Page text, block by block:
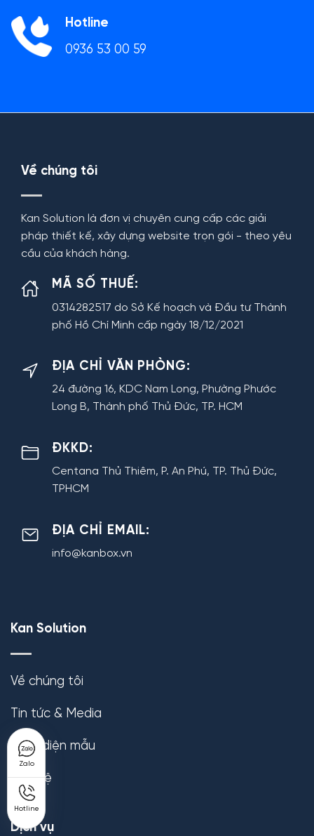
Zalo
Hotline
Hotline
0936 53 00 59
Về chúng tôi
Kan Solution là đơn vị chuyên cung cấp các giải
pháp thiết kế, xây dựng website trọn gói - theo yêu
cầu của khách hàng.
MÃ SỐ THUẾ:
0314282517 do Sở Kế hoạch và Đầu tư Thành
phố Hồ Chí Minh cấp ngày 18/12/2021
ĐỊA CHỈ VĂN PHÒNG:
24 đường 16, KDC Nam Long, Phường Phước
Long B, Thành phố Thủ Đức, TP. HCM
ĐKKD:
Centana Thủ Thiêm, P. An Phú, TP. Thủ Đức,
TPHCM
ĐỊA CHỈ EMAIL:
info@kanbox.vn
Kan Solution
Về chúng tôi
Tin tức & Media
Giao diện mẫu
Liên hệ
Dịch vụ